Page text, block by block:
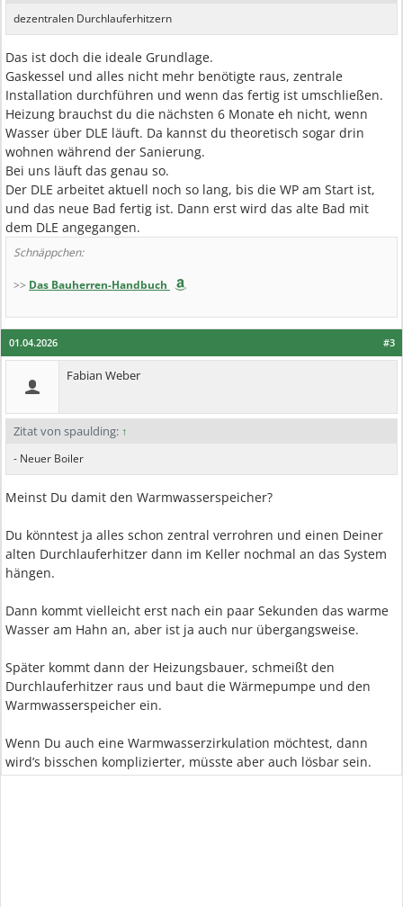
dezentralen Durchlauferhitzern
Das ist doch die ideale Grundlage.
Gaskessel und alles nicht mehr benötigte raus, zentrale
Installation durchführen und wenn das fertig ist umschließen.
Heizung brauchst du die nächsten 6 Monate eh nicht, wenn
Wasser über DLE läuft. Da kannst du theoretisch sogar drin
wohnen während der Sanierung.
Bei uns läuft das genau so.
Der DLE arbeitet aktuell noch so lang, bis die WP am Start ist,
und das neue Bad fertig ist. Dann erst wird das alte Bad mit
dem DLE angegangen.
Schnäppchen:
>> Das Bauherren-Handbuch
#3
01.04.2026
Fabian Weber
Zitat von spaulding: ↑
- Neuer Boiler
Meinst Du damit den Warmwasserspeicher?
Du könntest ja alles schon zentral verrohren und einen Deiner
alten Durchlauferhitzer dann im Keller nochmal an das System
hängen.
Dann kommt vielleicht erst nach ein paar Sekunden das warme
Wasser am Hahn an, aber ist ja auch nur übergangsweise.
Später kommt dann der Heizungsbauer, schmeißt den
Durchlauferhitzer raus und baut die Wärmepumpe und den
Warmwasserspeicher ein.
Wenn Du auch eine Warmwasserzirkulation möchtest, dann
wird’s bisschen komplizierter, müsste aber auch lösbar sein.